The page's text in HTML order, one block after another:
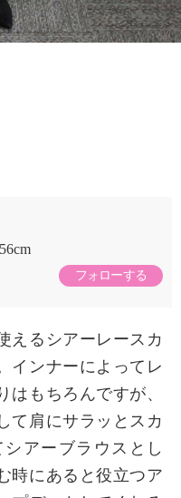
フォローする
えるシアーレースカ
インナーによってレ
はもちろんですが、
て肩にサラッとスカ
アーブラウスとし
時にあると役立つア